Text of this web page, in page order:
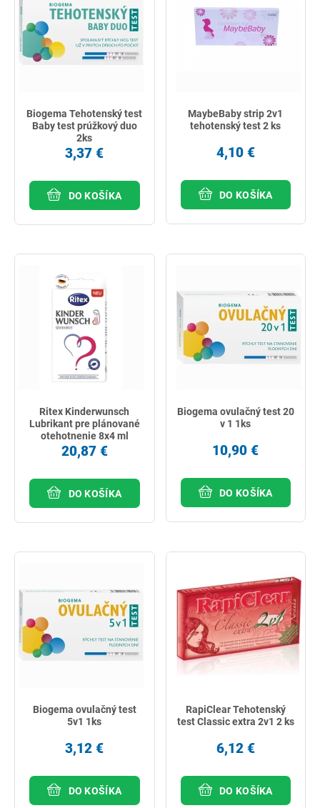
najpredávanejšie
podľa názvu od A
Biogema Tehotenský test
Baby test prúžkový duo
2ks
3,37 €
DO KOŠÍKA
MaybeBaby strip 2v1
tehotenský test 2 ks
4,10 €
DO KOŠÍKA
Ritex Kinderwunsch
Lubrikant pre plánované
otehotnenie 8x4 ml
20,87 €
DO KOŠÍKA
Biogema ovulačný test 20
v 1 1ks
10,90 €
DO KOŠÍKA
Biogema ovulačný test
5v1 1ks
3,12 €
DO KOŠÍKA
RapiClear Tehotenský
test Classic extra 2v1 2 ks
6,12 €
DO KOŠÍKA